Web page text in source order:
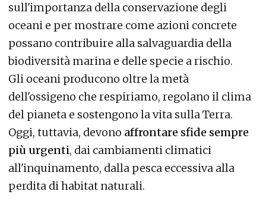
sull'importanza della conservazione degli
oceani e per mostrare come azioni concrete
possano contribuire alla salvaguardia della
biodiversità marina e delle specie a rischio.
Gli oceani producono oltre la metà
dell'ossigeno che respiriamo, regolano il clima
del pianeta e sostengono la vita sulla Terra.
Oggi, tuttavia, devono affrontare sfide sempre
più urgenti, dai cambiamenti climatici
all'inquinamento, dalla pesca eccessiva alla
perdita di habitat naturali.